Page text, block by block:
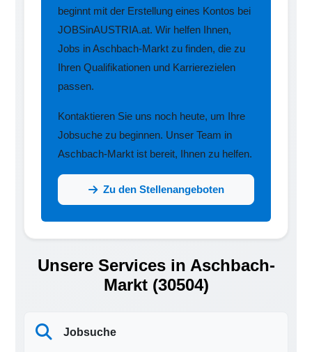
beginnt mit der Erstellung eines Kontos bei
JOBSinAUSTRIA.at. Wir helfen Ihnen,
Jobs in Aschbach-Markt zu finden, die zu
Ihren Qualifikationen und Karrierezielen
passen.
Kontaktieren Sie uns noch heute, um Ihre
Jobsuche zu beginnen. Unser Team in
Aschbach-Markt ist bereit, Ihnen zu helfen.
Zu den Stellenangeboten
Unsere Services in Aschbach-
Markt (30504)
Jobsuche